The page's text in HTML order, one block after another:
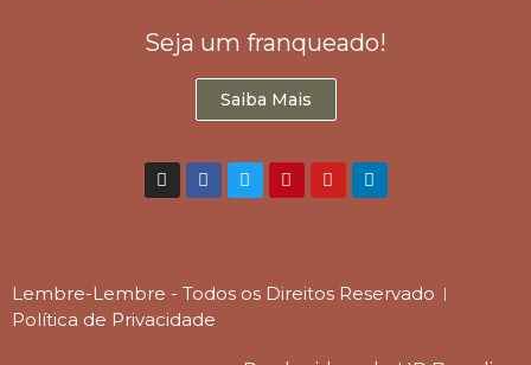
Seja um franqueado!
Saiba Mais
Lembre-Lembre - Todos os Direitos Reservado
Política de Privacidade